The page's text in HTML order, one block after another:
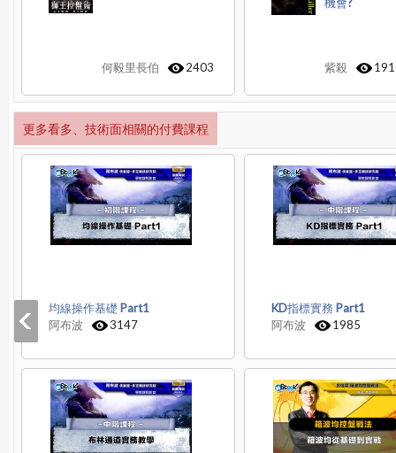
何毅里長伯 2403 紫殺
更多看多、技術面相關的付費課程
均線操作基礎 Part1
阿布波
3147
KD指標實務 Part1
阿布波
1985